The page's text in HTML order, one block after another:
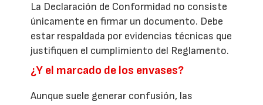
La Declaración de Conformidad no consiste
únicamente en firmar un documento. Debe
estar respaldada por evidencias técnicas que
justifiquen el cumplimiento del Reglamento.
¿Y el marcado de los envases?
Aunque suele generar confusión, las